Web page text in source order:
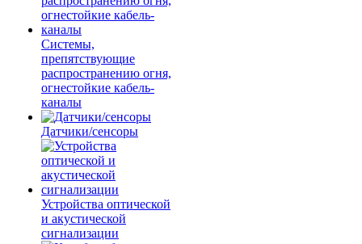
Системы,
препятствующие
распространению огня,
огнестойкие кабель-
каналы
Датчики/сенсоры
Устройства оптической
и акустической
сигнализации